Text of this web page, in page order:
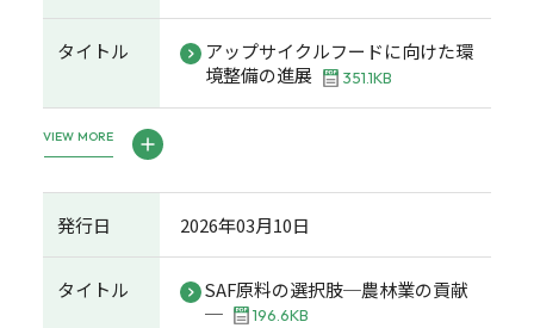
タイトル
アップサイクルフードに向けた環
境整備の進展
351.1KB
VIEW MORE
発行日 2026年03月10日
タイトル
SAF原料の選択肢─農林業の貢献
─
196.6KB